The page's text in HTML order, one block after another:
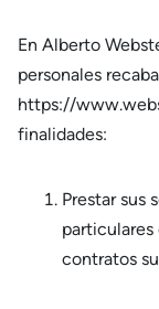
En Alberto
personales
https://
finalidades:
Prestar sus
contratos